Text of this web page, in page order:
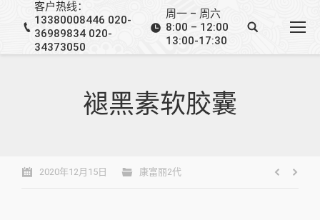
客户热线：
13380008446 020-
36989834 020-
34373050
周一 – 周六
8:00 – 12:00
13:00-17:30
褪黑素软胶囊
2020年12月15日 康富丽2代